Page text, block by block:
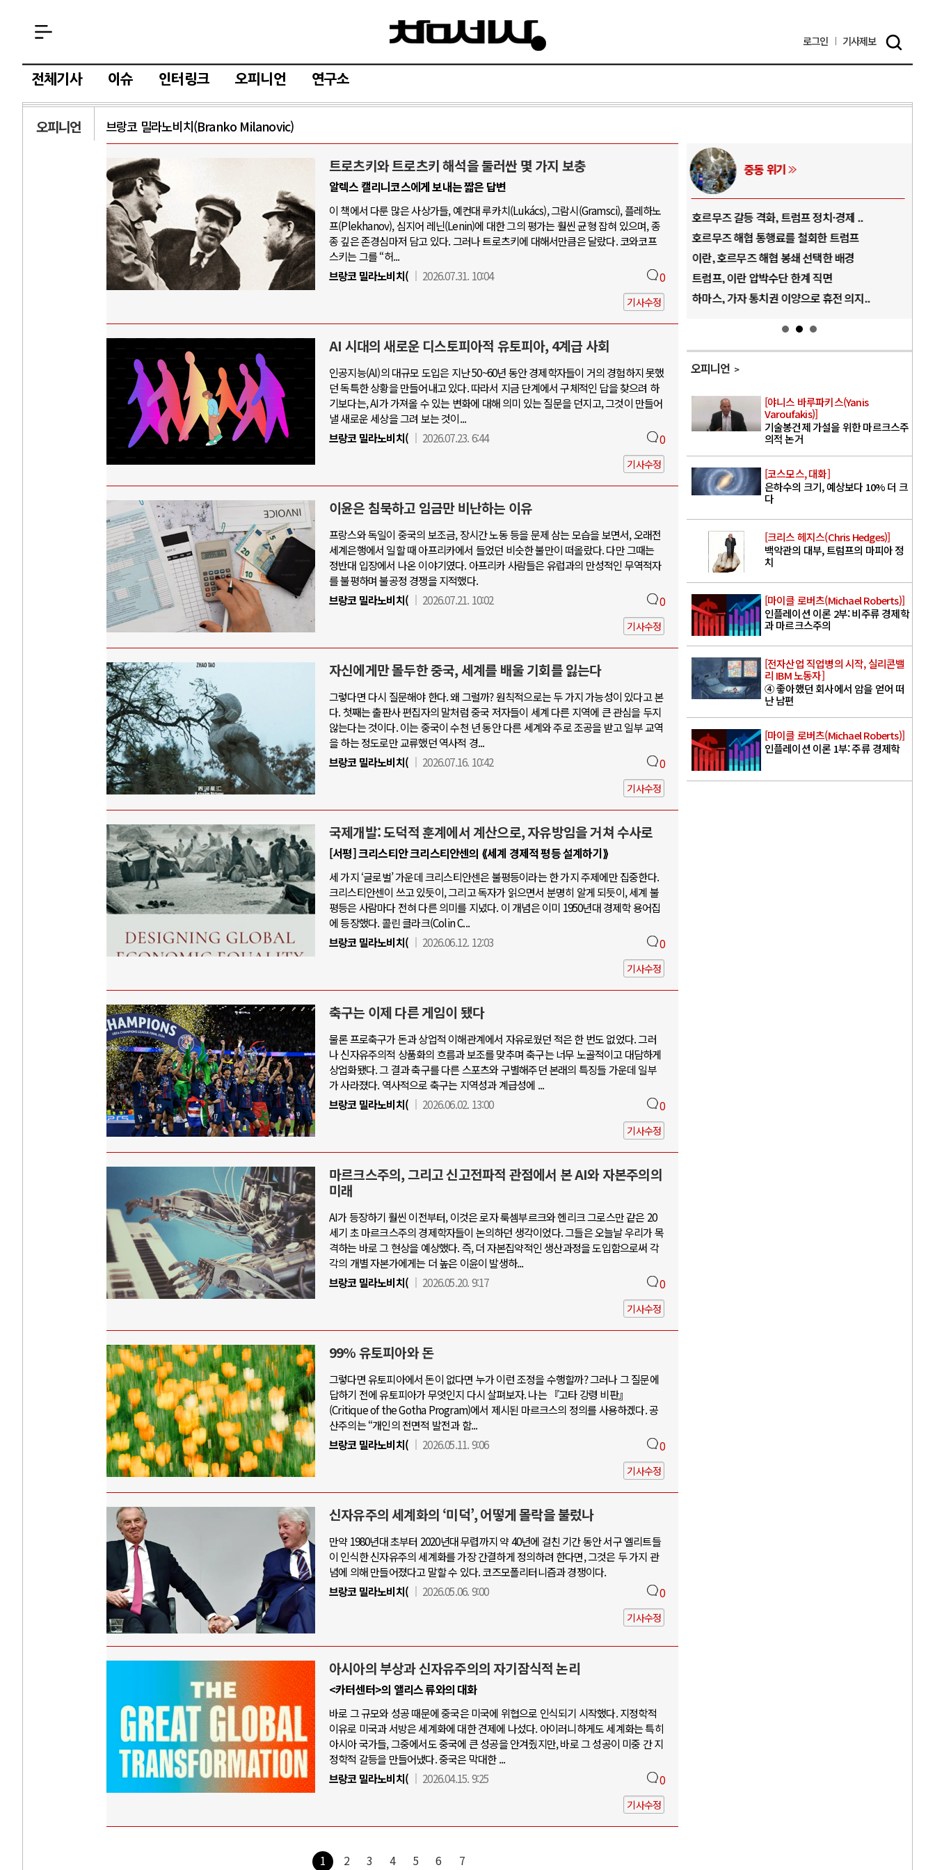
로그인 기사제보
전체기사 이슈 인터링크 오피니언 연구소
오피니언 브랑코 밀라노비치(Branko Milanovic)
트로츠키와 트로츠키 해석을 둘러싼 몇 가지 보충
알렉스 캘리니코스에게 보내는 짧은 답변
이 책에서 다룬 많은 사상가들, 예컨대 루카치(Lukács), 그람시(Gramsci), 플레하노
프(Plekhanov), 심지어 레닌(Lenin)에 대한 그의 평가는 훨씬 균형 잡혀 있으며, 종
종 깊은 존경심마저 담고 있다. 그러나 트로츠키에 대해서만큼은 달랐다. 코와코프
스키는 그를 “허...
브랑코 밀라노비치(
2026.07.31. 10:04 0
기사수정
AI 시대의 새로운 디스토피아적 유토피아, 4계급 사회
인공지능(AI)의 대규모 도입은 지난 50~60년 동안 경제학자들이 거의 경험하지 못했
던 독특한 상황을 만들어내고 있다. 따라서 지금 단계에서 구체적인 답을 찾으려 하
기보다는, AI가 가져올 수 있는 변화에 대해 의미 있는 질문을 던지고, 그것이 만들어
낼 새로운 세상을 그려 보는 것이...
브랑코 밀라노비치(
2026.07.23. 6:44 0
기사수정
이윤은 침묵하고 임금만 비난하는 이유
프랑스와 독일이 중국의 보조금, 장시간 노동 등을 문제 삼는 모습을 보면서, 오래전
세계은행에서 일할 때 아프리카에서 들었던 비슷한 불만이 떠올랐다. 다만 그때는
정반대 입장에서 나온 이야기였다. 아프리카 사람들은 유럽과의 만성적인 무역적자
를 불평하며 불공정 경쟁을 지적했다.
브랑코 밀라노비치(
2026.07.21. 10:02 0
기사수정
자신에게만 몰두한 중국, 세계를 배울 기회를 잃는다
그렇다면 다시 질문해야 한다. 왜 그럴까? 원칙적으로는 두 가지 가능성이 있다고 본
다. 첫째는 출판사 편집자의 말처럼 중국 저자들이 세계 다른 지역에 큰 관심을 두지
않는다는 것이다. 이는 중국이 수천 년 동안 다른 세계와 주로 조공을 받고 일부 교역
을 하는 정도로만 교류했던 역사적 경...
브랑코 밀라노비치(
2026.07.16. 10:42 0
기사수정
국제개발: 도덕적 훈계에서 계산으로, 자유방임을 거쳐 수사로
[서평] 크리스티안 크리스티안센의 ⟪세계 경제적 평등 설계하기⟫
세 가지 ‘글로벌’ 가운데 크리스티안센은 불평등이라는 한 가지 주제에만 집중한다.
크리스티안센이 쓰고 있듯이, 그리고 독자가 읽으면서 분명히 알게 되듯이, 세계 불
평등은 사람마다 전혀 다른 의미를 지녔다. 이 개념은 이미 1950년대 경제학 용어집
에 등장했다. 콜린 클라크(Colin C...
브랑코 밀라노비치(
2026.06.12. 12:03 0
기사수정
축구는 이제 다른 게임이 됐다
물론 프로축구가 돈과 상업적 이해관계에서 자유로웠던 적은 한 번도 없었다. 그러
나 신자유주의적 상품화의 흐름과 보조를 맞추며 축구는 너무 노골적이고 대담하게
상업화됐다. 그 결과 축구를 다른 스포츠와 구별해주던 본래의 특징들 가운데 일부
가 사라졌다. 역사적으로 축구는 지역성과 계급성에 ...
브랑코 밀라노비치(
2026.06.02. 13:00 0
기사수정
마르크스주의, 그리고 신고전파적 관점에서 본 AI와 자본주의의
미래
AI가 등장하기 훨씬 이전부터, 이것은 로자 룩셈부르크와 헨리크 그로스만 같은 20
세기 초 마르크스주의 경제학자들이 논의하던 생각이었다. 그들은 오늘날 우리가 목
격하는 바로 그 현상을 예상했다. 즉, 더 자본집약적인 생산과정을 도입함으로써 각
각의 개별 자본가에게는 더 높은 이윤이 발생하...
브랑코 밀라노비치(
2026.05.20. 9:17 0
기사수정
99% 유토피아와 돈
그렇다면 유토피아에서 돈이 없다면 누가 이런 조정을 수행할까? 그러나 그 질문에
답하기 전에 유토피아가 무엇인지 다시 살펴보자. 나는 『고타 강령 비판』
(Critique of the Gotha Program)에서 제시된 마르크스의 정의를 사용하겠다. 공
산주의는 “개인의 전면적 발전과 함...
브랑코 밀라노비치(
2026.05.11. 9:06 0
기사수정
신자유주의 세계화의 ‘미덕’, 어떻게 몰락을 불렀나
만약 1980년대 초부터 2020년대 무렵까지 약 40년에 걸친 기간 동안 서구 엘리트들
이 인식한 신자유주의 세계화를 가장 간결하게 정의하려 한다면, 그것은 두 가지 관
념에 의해 만들어졌다고 말할 수 있다. 코즈모폴리터니즘과 경쟁이다.
브랑코 밀라노비치(
2026.05.06. 9:00 0
기사수정
아시아의 부상과 신자유주의의 자기잠식적 논리
<카터센터>의 앨리스 류와의 대화
바로 그 규모와 성공 때문에 중국은 미국에 위협으로 인식되기 시작했다. 지정학적
이유로 미국과 서방은 세계화에 대한 견제에 나섰다. 아이러니하게도 세계화는 특히
아시아 국가들, 그중에서도 중국에 큰 성공을 안겨줬지만, 바로 그 성공이 미중 간 지
정학적 갈등을 만들어냈다. 중국은 막대한 ...
브랑코 밀라노비치(
2026.04.15. 9:25 0
기사수정
1 2 3 4 5 6 7
AI와 인간
중국 AI, 저가 공세로 글로벌 토큰 시..
AI 국부펀드 구상 놓고 미국 진보진영 ..
AI 데이터센터 반대 투쟁은 새로운 글로..
AI의 숨은 환경 비용: 데이터센터 확산..
러시아-우크라이나 전쟁
전쟁의 추상화: 우크라이나, 대리전의 역..
EU·우크라이나 드론 협력 직후, 러시아..
우크라이나, 덴마크, 에스토니아, 네덜란..
러·우크라, 대규모 공습 주고받아…민간 ..
중동 위기
호르무즈 갈등 격화, 트럼프 정치·경제 ..
호르무즈 해협 통행료를 철회한 트럼프
이란, 호르무즈 해협 봉쇄 선택한 배경
트럼프, 이란 압박수단 한계 직면
하마스, 가자 통치권 이양으로 휴전 의지..
오피니언
[야니스 바루파키스(Yanis
Varoufakis)]
기술봉건제 가설을 위한 마르크스주
의적 논거
[코스모스, 대화]
은하수의 크기, 예상보다 10% 더 크
다
[크리스 헤지스(Chris Hedges)]
백악관의 대부, 트럼프의 마피아 정
치
[마이클 로버츠(Michael Roberts)]
인플레이션 이론 2부: 비주류 경제학
과 마르크스주의
[전자산업 직업병의 시작, 실리콘밸
리 IBM 노동자]
④ 좋아했던 회사에서 암을 얻어 떠
난 남편
[마이클 로버츠(Michael Roberts)]
인플레이션 이론 1부: 주류 경제학